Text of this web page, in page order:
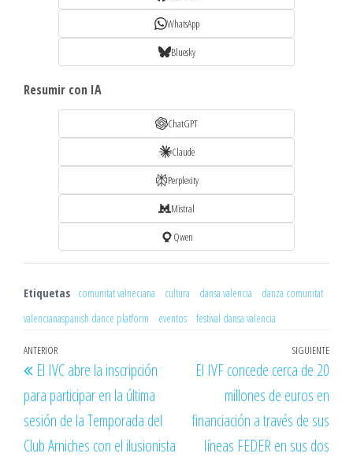
WhatsApp
Bluesky
Resumir con IA
ChatGPT
Claude
Perplexity
Mistral
Qwen
Etiquetas comunitat valneciana cultura dansa valencia
danza comunitat
valencianaspanish dance platform
eventos festival dansa valencia
Navegación
de
entradas
Entrada
anterior
ANTERIOR
El IVC abre la inscripción
para participar en la última
sesión de la Temporada del
Club Arniches con el ilusionista
SIGUIENTE
El IVF concede cerca de 20
millones de euros en
financiación a través de sus
líneas FEDER en sus dos